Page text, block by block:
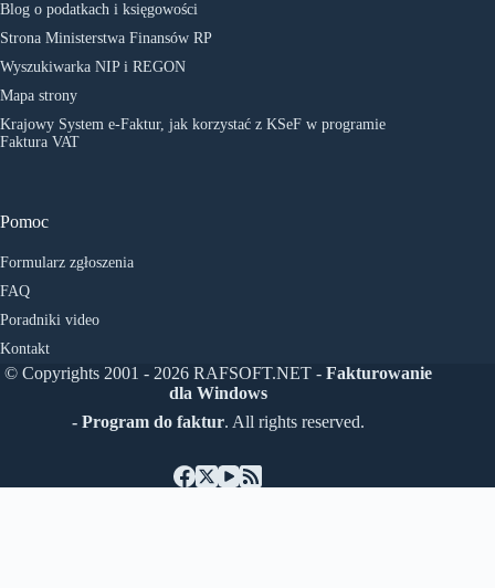
Blog o podatkach i księgowości
Strona Ministerstwa Finansów RP
Wyszukiwarka NIP i REGON
Mapa strony
Krajowy System e-Faktur, jak korzystać z KSeF w programie
Faktura VAT
Pomoc
Formularz zgłoszenia
FAQ
Poradniki video
Kontakt
© Copyrights 2001 - 2026 RAFSOFT.NET - Fakturowanie
dla Windows
- Program do faktur. All rights reserved.